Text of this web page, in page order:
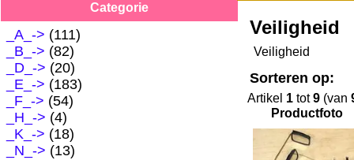
Categorie
_A_-> (111)
_B_-> (82)
_D_-> (20)
_E_-> (183)
_F_-> (54)
_H_-> (4)
_K_-> (18)
_N_-> (13)
Veiligheid
Veiligheid
Sorteren op:
Artikel 1tot9(van
Productfoto